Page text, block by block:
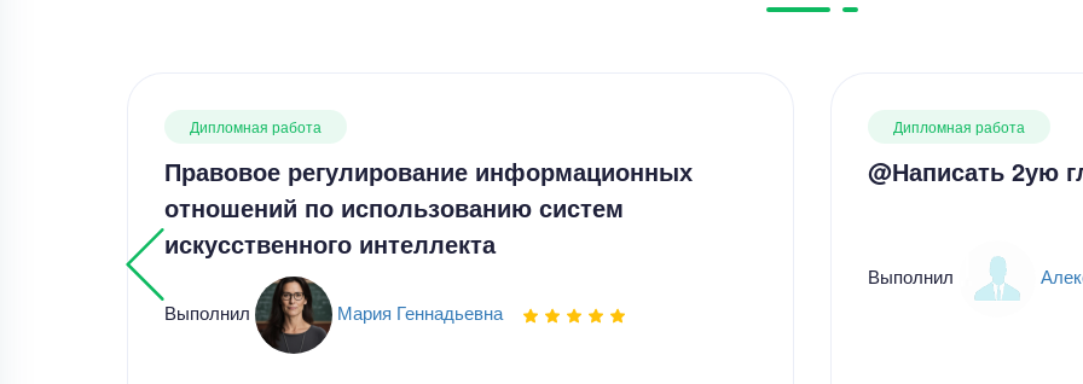
Дипломная работа
Правовое регулирование информационных
отношений по использованию систем
искусственного интеллекта
Выполнил Мария Геннадьевна
Дипломная работа
@Написать 2ую
Выполнил